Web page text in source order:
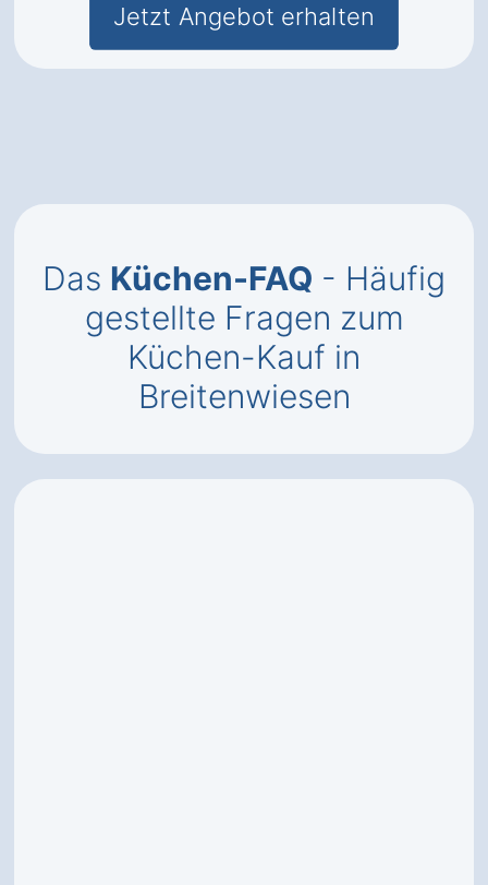
Jetzt Angebot erhalten
Das Küchen-FAQ - Häufig
gestellte Fragen zum
Küchen-Kauf in
Breitenwiesen